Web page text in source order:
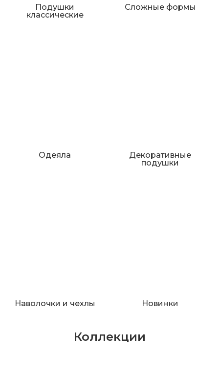
Подушки
классические
Сложные формы
Одеяла
Декоративные
подушки
Наволочки и чехлы Новинки
Коллекции